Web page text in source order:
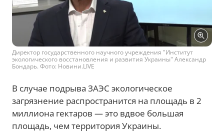
Директор государственного научного учреждения "Институт
экологического восстановления и развития Украины" Александр
Бондарь. Фото: Новини.LIVE
В случае подрыва ЗАЭС экологическое
загрязнение распространится на площадь в 2
миллиона гектаров — это вдвое большая
площадь, чем территория Украины.